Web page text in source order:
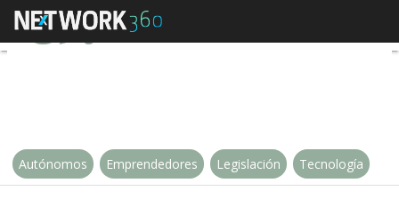
Consultoría tecnológica e IoT:
Autónomos Emprendedores Legislación Tecnología